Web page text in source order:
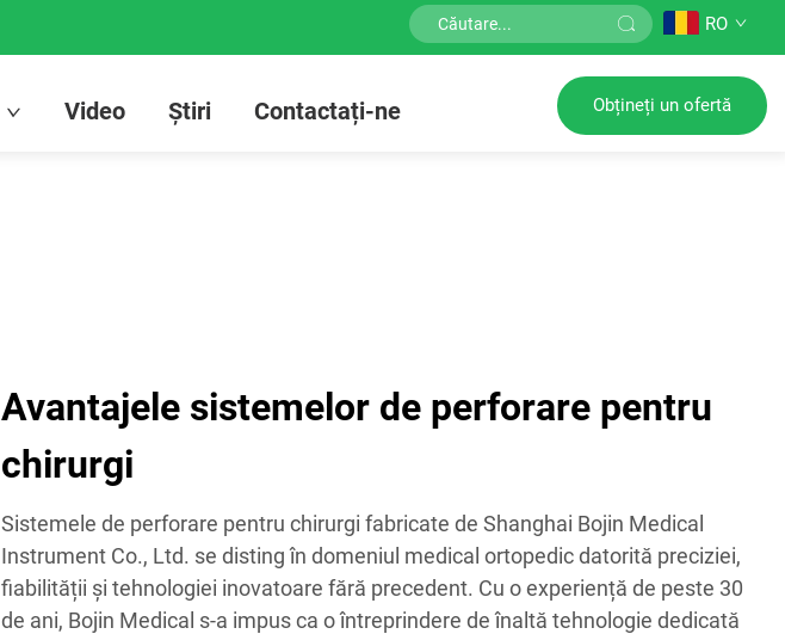
RO
Video Știri Contactați-ne Obțineți un ofertă
Avantajele sistemelor de perforare pentru
chirurgi
Sistemele de perforare pentru chirurgi fabricate de Shanghai Bojin Medical
Instrument Co., Ltd. se disting în domeniul medical ortopedic datorită preciziei,
fiabilității și tehnologiei inovatoare fără precedent. Cu o experiență de peste 30
de ani, Bojin Medical s-a impus ca o întreprindere de înaltă tehnologie dedicată